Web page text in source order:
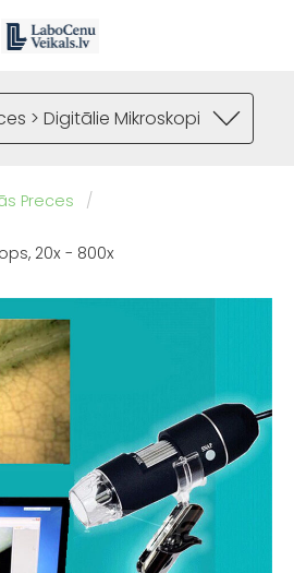
> Digitālie Mikroskopi
Preces
20x - 800x